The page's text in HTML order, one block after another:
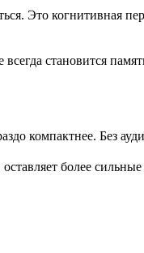
Это когнитивная
становится
компактнее. Без
более